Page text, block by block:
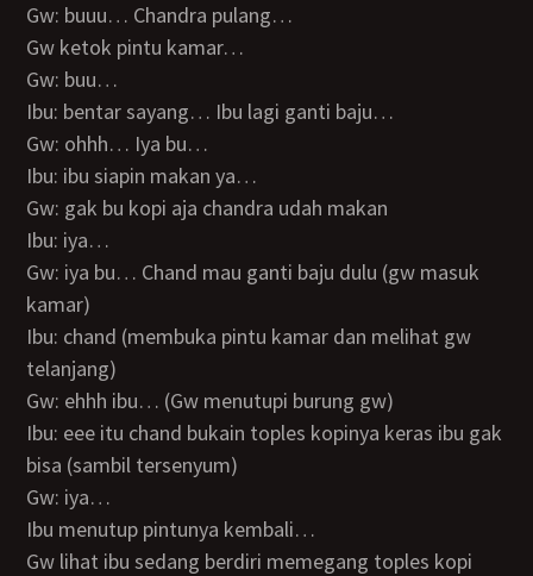
Gw: buuu… Chandra pulang…
Gw ketok pintu kamar…
Gw: buu…
Ibu: bentar sayang… Ibu lagi ganti baju…
Gw: ohhh… Iya bu…
Ibu: ibu siapin makan ya…
Gw: gak bu kopi aja chandra udah makan
Ibu: iya…
Gw: iya bu… Chand mau ganti baju dulu (gw masuk
kamar)
Ibu: chand (membuka pintu kamar dan melihat gw
telanjang)
Gw: ehhh ibu… (Gw menutupi burung gw)
Ibu: eee itu chand bukain toples kopinya keras ibu gak
bisa (sambil tersenyum)
Gw: iya…
Ibu menutup pintunya kembali…
Gw lihat ibu sedang berdiri memegang toples kopi